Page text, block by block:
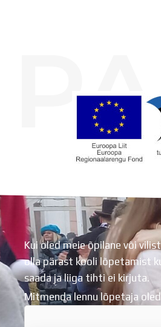
Kui oled meie õpilane või
olla pärast kooli lõpetamist
saada ja liiga tihti ei kirjuta.
Mitmenda lennu lõpetaja